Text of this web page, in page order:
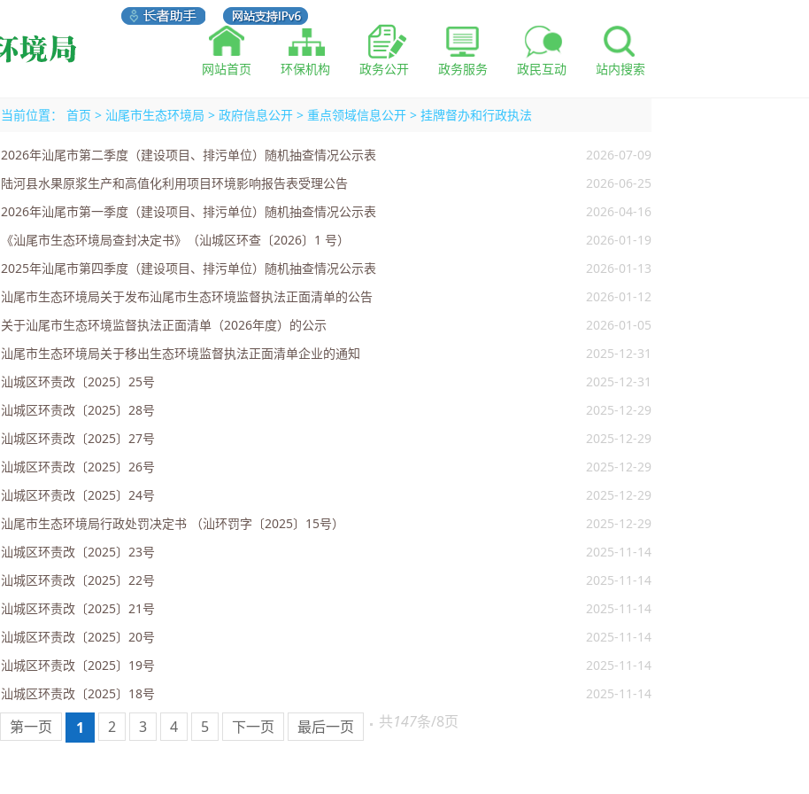
网站首页 环保机构 政务公开 政务服务 政民互动 站内搜索
当前位置： 首页 > 汕尾市生态环境局 > 政府信息公开> 重点领域信息公开> 挂牌督办和行政执法
2026年汕尾市第二季度（建设项目、排污单位）随机抽查情况公示表
2026-07-09
陆河县水果原浆生产和高值化利用项目环境影响报告表受理公告
2026-06-25
2026年汕尾市第一季度（建设项目、排污单位）随机抽查情况公示表
2026-04-16
《汕尾市生态环境局查封决定书》（汕城区环查〔2026〕1 号）
2026-01-19
2025年汕尾市第四季度（建设项目、排污单位）随机抽查情况公示表
2026-01-13
汕尾市生态环境局关于发布汕尾市生态环境监督执法正面清单的公告
2026-01-12
关于汕尾市生态环境监督执法正面清单（2026年度）的公示
2026-01-05
汕尾市生态环境局关于移出生态环境监督执法正面清单企业的通知
2025-12-31
汕城区环责改〔2025〕25号
2025-12-31
汕城区环责改〔2025〕28号
2025-12-29
汕城区环责改〔2025〕27号
2025-12-29
汕城区环责改〔2025〕26号
2025-12-29
汕城区环责改〔2025〕24号
2025-12-29
汕尾市生态环境局行政处罚决定书 （汕环罚字〔2025〕15号）
2025-12-29
汕城区环责改〔2025〕23号
2025-11-14
汕城区环责改〔2025〕22号
2025-11-14
汕城区环责改〔2025〕21号
2025-11-14
汕城区环责改〔2025〕20号
2025-11-14
汕城区环责改〔2025〕19号
2025-11-14
汕城区环责改〔2025〕18号
2025-11-14
第一页 1 2 3 4 5 下一页 最后一页 共147条/8页